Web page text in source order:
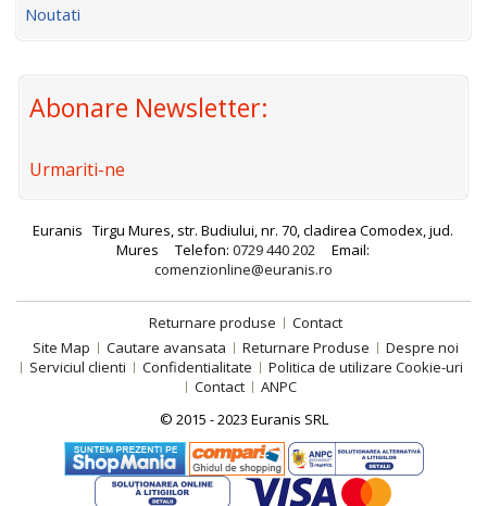
Noutati
Abonare Newsletter:
Urmariti-ne
Euranis Tirgu Mures, str. Budiului, nr. 70, cladirea Comodex, jud.
Mures
Telefon:0729 440 202
Email:
comenzionline@euranis.ro
Returnare produse
Contact
Site Map
Cautare avansata Returnare Produse
Despre noi
Serviciul clienti
Confidentialitate
Politica de utilizare Cookie-uri
Contact
ANPC
© 2015 - 2023 Euranis SRL